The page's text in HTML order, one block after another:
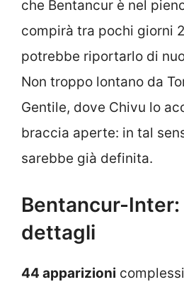
che Bentancur è nel
compirà tra pochi giorni
potrebbe riportarlo di
Non troppo lontano da
Gentile, dove Chivu lo
braccia aperte: in tal
sarebbe già definita.
Bentancur-
dettagli
44 apparizioni